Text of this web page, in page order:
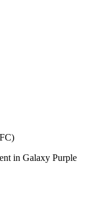
in Galaxy Purple